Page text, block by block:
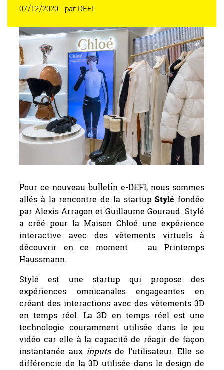
07/12/2020 - par DEFI
Pour ce nouveau bulletin e-DEFI, nous sommes
allés à la rencontre de la startupStylé fondée
par Alexis Arragon et Guillaume Gouraud. Stylé
a créé pour la Maison Chloé une expérience
interactive avec des vêtements virtuels à
découvrir en ce moment au Printemps
Haussmann.
Stylé est une startup qui propose des
expériences omnicanales engageantes en
créant des interactions avec des vêtements 3D
en temps réel. La 3D en temps réel est une
technologie couramment utilisée dans le jeu
vidéo car elle à la capacité de réagir de façon
instantanée auxinputsde l’utilisateur. Elle se
différencie de la 3D utilisée dans le design de